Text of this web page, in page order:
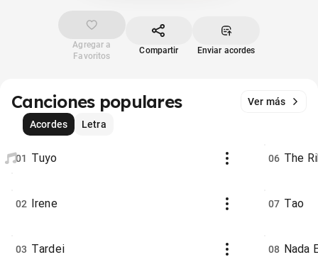
Agregar a
Favoritos
Compartir Enviar acordes
Canciones populares
Ver más
Acordes
Letra
01 Tuyo
02 Irene
03 Tardei
06 The
07 Tao
08 Nada